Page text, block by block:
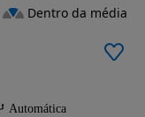
Automática
Dentro da média